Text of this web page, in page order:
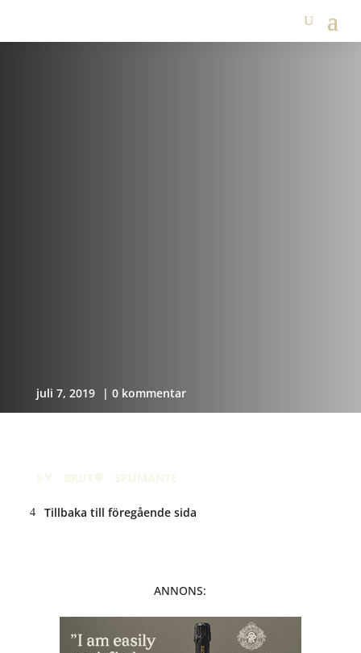
juli 7, 2019 | 0 kommentar
Ca’ de Lion Alta Langa
9🏅 BRUT🍭 SPUMANTE
Tillbaka till föregående sida
ANNONS: